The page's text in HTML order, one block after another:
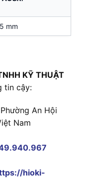
mm
KỸ THUẬT
tin cậy:
An Hội
Nam
hioki-